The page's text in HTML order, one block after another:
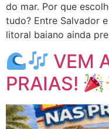
do mar. Por que
tudo? Entre Salvador
litoral baiano ainda
VEM
PRAIAS!